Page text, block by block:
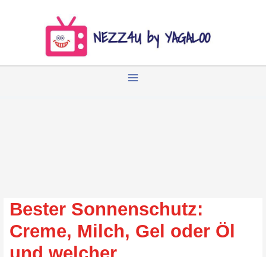
Bester Sonnenschutz:
Creme, Milch, Gel oder Öl